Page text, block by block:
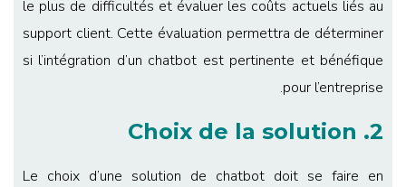
le plus de difficultés et évaluer les coûts actuels liés au
support client. Cette évaluation permettra de déterminer
si l’intégration d’un chatbot est pertinente et bénéfique
pour l’entreprise.
2. Choix de la solution
Le choix d’une solution de chatbot doit se faire en